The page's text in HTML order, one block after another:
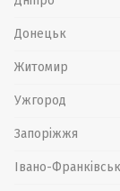
Донецьк
Житомир
Ужгород
Запоріжжя
Івано-Франківськ